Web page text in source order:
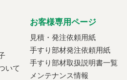
いて
お客様専用ページ
見積・発注依頼用紙
手すり部材発注依頼用紙
手すり部材取扱説明書一覧
メンテナンス情報